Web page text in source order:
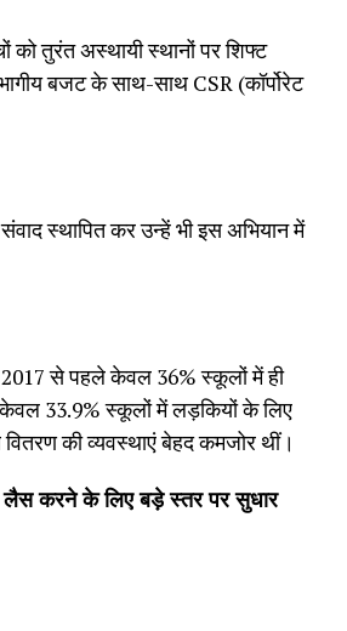
को तुरंत अस्थायी स्थानों पर शिफ्ट
बजट के साथ-साथ CSR (कॉर्पोरेट
स्थापित कर उन्हें भी इस अभियान में
2017 से पहले केवल 36% स्कूलों में ही
33.9% स्कूलों में लड़कियों के लिए
की व्यवस्थाएं बेहद कमजोर थीं।
लैस करने के लिए बड़े स्तर पर सुधार